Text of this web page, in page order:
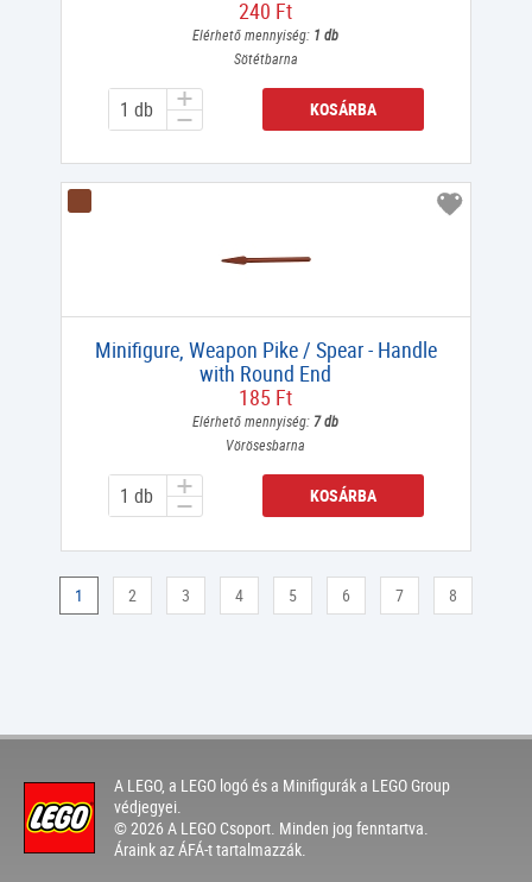
240 Ft
Elérhető mennyiség: 1 db
Sötétbarna
KOSÁRBA
Minifigure, Weapon Pike / Spear - Handle
with Round End
185 Ft
Elérhető mennyiség:7 db
Vörösesbarna
KOSÁRBA
1 2 3 4 5 6 7 8
A LEGO, a LEGO logó és a Minifigurák a LEGO Group
védjegyei.
© 2026 A LEGO Csoport. Minden jog fenntartva.
Áraink az ÁFÁ-t tartalmazzák.